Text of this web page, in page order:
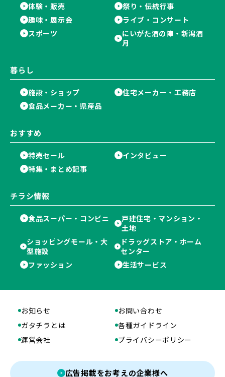
体験・販売
祭り・伝統行事
趣味・展示会
ライブ・コンサート
スポーツ
にいがた酒の陣・新潟酒
月
暮らし
施設・ショップ
住宅メーカー・工務店
食品メーカー・県産品
おすすめ
特売セール
インタビュー
特集・まとめ記事
チラシ情報
食品スーパー・コンビニ
戸建住宅・マンション・
土地
ショッピングモール・大
型施設
ドラッグストア・ホーム
センター
ファッション
生活サービス
お知らせ
お問い合わせ
ガタチラとは
各種ガイドライン
運営会社
プライバシーポリシー
広告掲載をお考えの企業様へ